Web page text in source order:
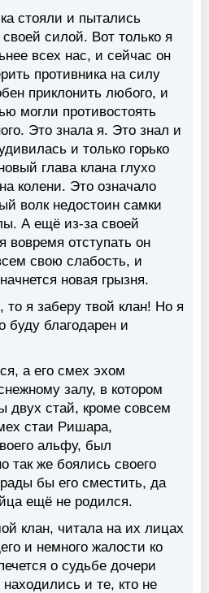
стояли и пытались
своей силой. Вот только я
всех нас, и сейчас он
противника на силу
приклонить любого, и
могли противостоять
Это знала я. Это знал и
и только горько
глава клана глухо
колени. Это означало
волк недостоин самки
А ещё из-за своей
вовремя отступать он
свою слабость, и
новая грызня.
я заберу твой клан! Но я
буду благодарен и
а его смех эхом
залу, в котором
двух стай, кроме совсем
стаи Ришара,
альфу, был
так же боялись своего
бы его сместить, да
ещё не родился.
клан, читала на их лицах
и немного жалости ко
о судьбе дочери
и те, кто не